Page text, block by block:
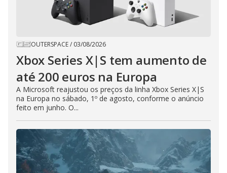
OUTERSPACE/ 03/08/2026
Xbox Series X|S tem aumento de
até 200 euros na Europa
A Microsoft reajustou os preços da linha Xbox Series X|S
na Europa no sábado, 1º de agosto, conforme o anúncio
feito em junho. O...